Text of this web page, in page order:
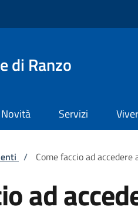
di Ranzo
Novità Servizi
/ Come faccio ad
ad